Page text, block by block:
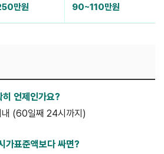
만원 90~110만원
히 언제인가요?
(60일째 24시까지)
가표준액보다 싸면?